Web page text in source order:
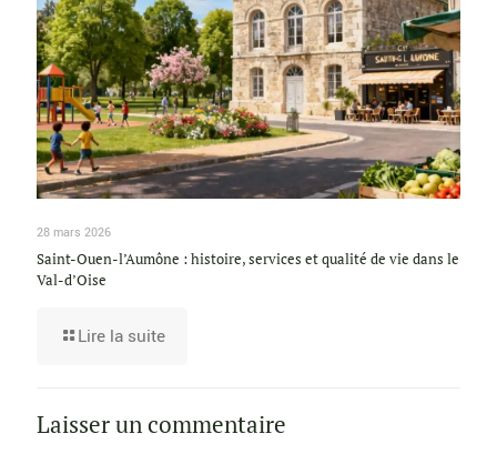
28 mars 2026
Saint-Ouen-l’Aumône : histoire, services et qualité de vie dans le
Val-d’Oise
Lire la suite
Laisser un commentaire